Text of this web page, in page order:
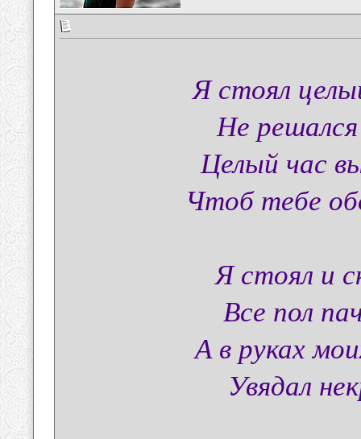
Я стоял
Не
Целый час
Чтоб тебе
Я стоял и
Все пол
А в руках
Увядал